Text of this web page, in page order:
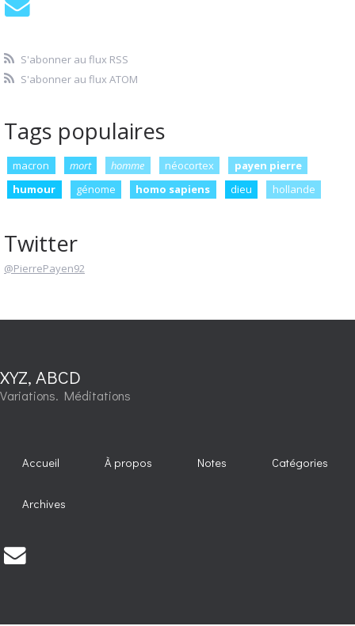
S'abonner au flux RSS
S'abonner au flux ATOM
Tags populaires
macron mort homme néocortex
payen pierre
humour
génome homo sapiens dieu hollande
Twitter
@PierrePayen92
XYZ, ABCD
Variations. Méditations
Accueil À propos Notes Catégories
Archives